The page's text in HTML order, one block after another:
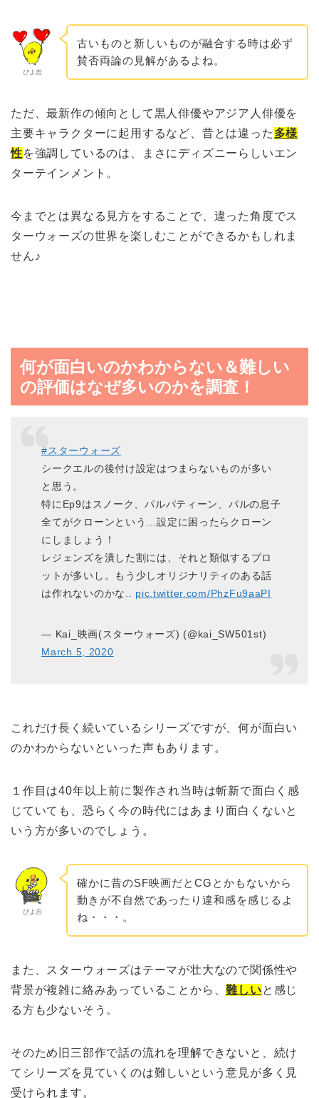
ぴよ吉
古いものと新しいものが融合する時は必ず
賛否両論の見解があるよね。
ただ、最新作の傾向として黒人俳優やアジア人俳優を
主要キャラクターに起用するなど、昔とは違った 多様
性を強調しているのは、まさにディズニーらしいエン
ターテインメント。
今までとは異なる見方をすることで、違った角度でス
ターウォーズの世界を楽しむことができるかもしれま
せん♪
何が面白いのかわからない＆難しい
の評価はなぜ多いのかを調査！
#スターウォーズ
シークエルの後付け設定はつまらないものが多い
と思う。
特にEp9はスノーク、パルパティーン、パルの息子
全てがクローンという…設定に困ったらクローン
にしましょう！
レジェンズを潰した割には、それと類似するプロ
ットが多いし。もう少しオリジナリティのある話
は作れないのかな.. pic.twitter.com/PhzFu9aaPI
— Kai_映画(スターウォーズ) (@kai_SW501st)
March 5, 2020
これだけ長く続いているシリーズですが、何が面白い
のかわからないといった声もあります。
１作目は40年以上前に製作され当時は斬新で面白く感
じていても、恐らく今の時代にはあまり面白くないと
いう方が多いのでしょう。
ぴよ吉
確かに昔のSF映画だとCGとかもないから
動きが不自然であったり違和感を感じるよ
ね・・・。
また、スターウォーズはテーマが壮大なので関係性や
背景が複雑に絡みあっていることから、難しいと感じ
る方も少ないそう。
そのため旧三部作で話の流れを理解できないと、続け
てシリーズを見ていくのは難しいという意見が多く見
受けられます。